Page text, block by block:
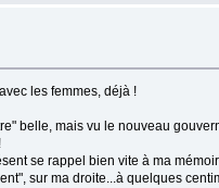
les femmes, déjà !
belle, mais vu le nouveau
se rappel bien vite à ma
sur ma droite...à quelques